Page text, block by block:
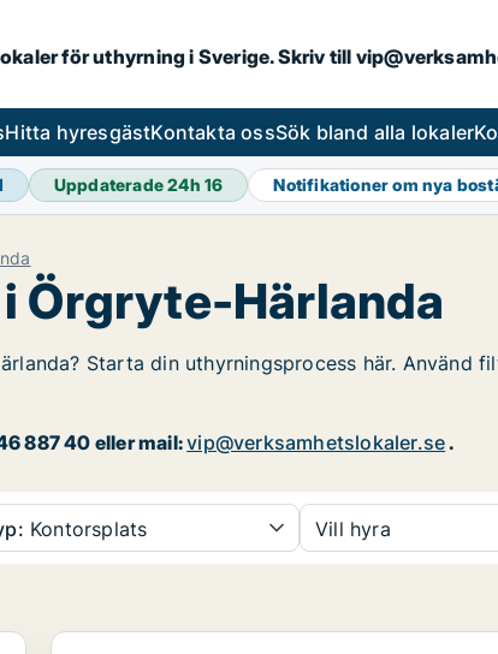
för uthyrning i Sverige. Skriv till
Hitta hyresgästKontakta ossSök bland alla lokaler
Uppdaterade 24h16 Notifikationer om nya
Örgryte-Härlanda
Starta din uthyrningsprocess här.
887 40 eller mail:vip@verksamhetslokaler.se.
Kontorsplats Vill hyra